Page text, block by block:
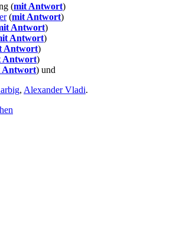
(mit Antwort)
(mit Antwort)
Antwort)
Antwort)
Antwort)
Antwort)
Antwort) und
, Alexander Vladi.